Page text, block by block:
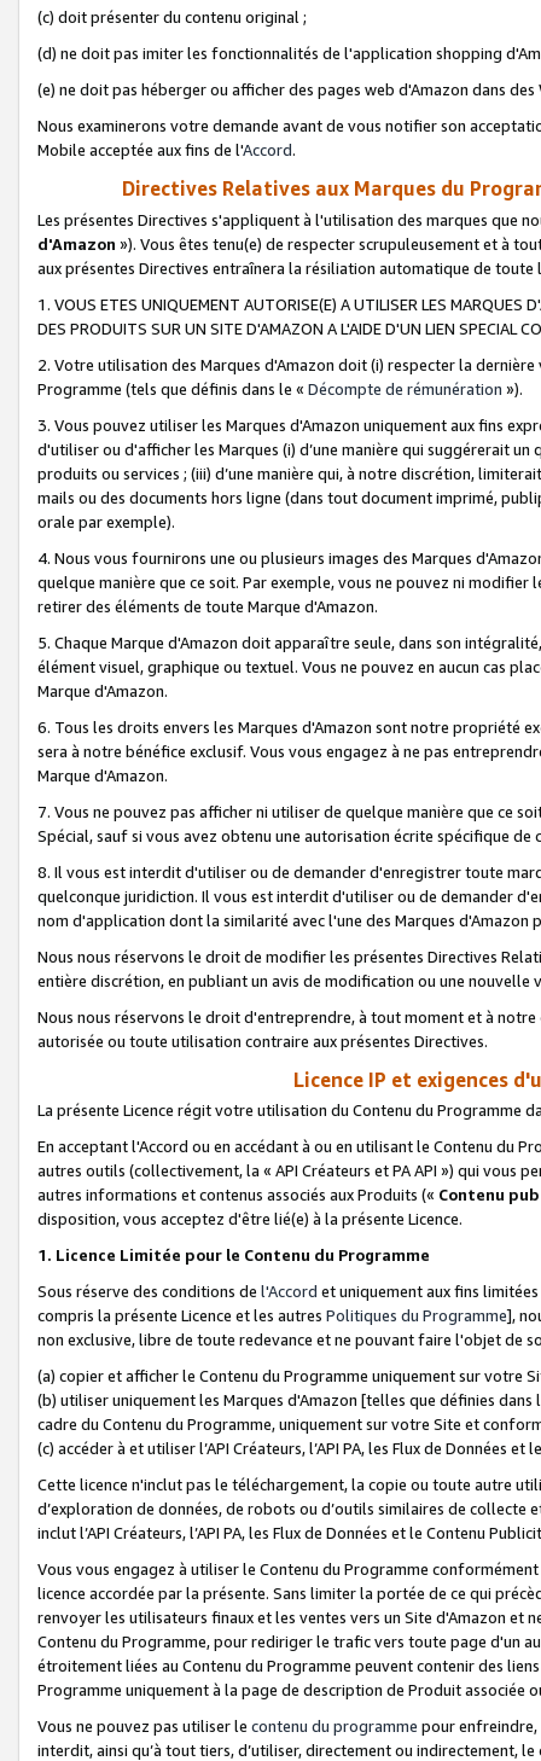
(c) doit présenter du contenu original ;
(d) ne doit pas imiter les fonctionnalités de l'application shopping
(e) ne doit pas héberger ou afficher des pages web d'Amazon dans
Nous examinerons votre demande avant de vous notifier son
Mobile acceptée aux fins de l'Accord.
Directives Relatives aux Marques du
Les présentes Directives s'appliquent à l'utilisation des marques que
d'Amazon »). Vous êtes tenu(e) de respecter scrupuleusement et à
aux présentes Directives entraînera la résiliation automatique de
1. VOUS ETES UNIQUEMENT AUTORISE(E) A UTILISER LES MARQUES
DES PRODUITS SUR UN SITE D'AMAZON A L'AIDE D'UN LIEN SPECIAL
2. Votre utilisation des Marques d'Amazon doit (i) respecter la
Programme (tels que définis dans le « Décompte de rémunération »).
3. Vous pouvez utiliser les Marques d'Amazon uniquement aux fins
d'utiliser ou d'afficher les Marques (i) d’une manière qui suggérerait
produits ou services ; (iii) d’une manière qui, à notre discrétion,
mails ou des documents hors ligne (dans tout document imprimé,
orale par exemple).
4. Nous vous fournirons une ou plusieurs images des Marques
quelque manière que ce soit. Par exemple, vous ne pouvez ni
retirer des éléments de toute Marque d'Amazon.
5. Chaque Marque d'Amazon doit apparaître seule, dans son
élément visuel, graphique ou textuel. Vous ne pouvez en aucun cas
Marque d'Amazon.
6. Tous les droits envers les Marques d'Amazon sont notre propriété
sera à notre bénéfice exclusif. Vous vous engagez à ne pas
Marque d'Amazon.
7. Vous ne pouvez pas afficher ni utiliser de quelque manière que ce
Spécial, sauf si vous avez obtenu une autorisation écrite spécifique de
8. Il vous est interdit d'utiliser ou de demander d'enregistrer toute
quelconque juridiction. Il vous est interdit d'utiliser ou de demander
nom d'application dont la similarité avec l'une des Marques
Nous nous réservons le droit de modifier les présentes Directives
entière discrétion, en publiant un avis de modification ou une nouvelle
Nous nous réservons le droit d'entreprendre, à tout moment et à
autorisée ou toute utilisation contraire aux présentes Directives.
Licence IP et exigences
La présente Licence régit votre utilisation du Contenu du Programme
En acceptant l'Accord ou en accédant à ou en utilisant le Contenu du
autres outils (collectivement, la « API Créateurs et PA API ») qui vous
autres informations et contenus associés aux Produits (« Contenu
disposition, vous acceptez d'être lié(e) à la présente Licence.
1. Licence Limitée pour le Contenu du Programme
Sous réserve des conditions de l'Accord et uniquement aux fins
compris la présente Licence et les autres Politiques du Programme],
non exclusive, libre de toute redevance et ne pouvant faire l'objet de
(a) copier et afficher le Contenu du Programme uniquement sur votre
(b) utiliser uniquement les Marques d'Amazon [telles que définies dans
cadre du Contenu du Programme, uniquement sur votre Site et
(c) accéder à et utiliser l’API Créateurs, l’API PA, les Flux de Données
Cette licence n'inclut pas le téléchargement, la copie ou toute autre
d’exploration de données, de robots ou d’outils similaires de
inclut l’API Créateurs, l’API PA, les Flux de Données et le Contenu
Vous vous engagez à utiliser le Contenu du Programme
licence accordée par la présente. Sans limiter la portée de ce qui
renvoyer les utilisateurs finaux et les ventes vers un Site d'Amazon et
Contenu du Programme, pour rediriger le trafic vers toute page d'un
étroitement liées au Contenu du Programme peuvent contenir des
Programme uniquement à la page de description de Produit associée
Vous ne pouvez pas utiliser le contenu du programme pour
interdit, ainsi qu’à tout tiers, d’utiliser, directement ou indirectement,